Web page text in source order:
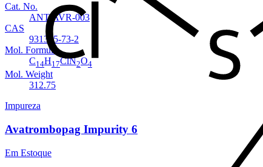
Cat. No.
ANT-AVR-003
CAS
931395-73-2
Mol. Formula
C14H17ClN2O4
Mol. Weight
312.75
Impureza
Avatrombopag Impurity 6
Em Estoque